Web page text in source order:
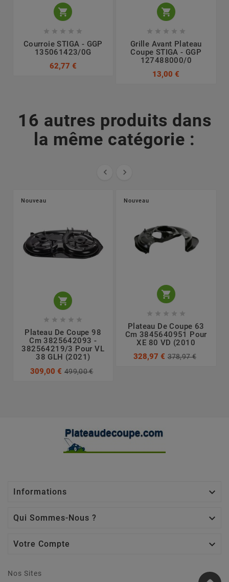

    
Courroie STIGA - GGP
135061423/0G
62,77 €

    
Grille Avant Plateau
Coupe STIGA - GGP
127488000/0
13,00 €
16 autres produits dans
la même catégorie :
 
Nouveau

    
Plateau De Coupe 98
Cm 3825642093 -
382564219/3 Pour VL
38 GLH (2021)
309,00 € 499,00 €
Nouveau

    
Plateau De Coupe 63
Cm 3845640951 Pour
XE 80 VD (2010
328,97 € 378,97 €
Informations 
Qui Sommes-Nous ? 
Votre Compte 
Nos Sites